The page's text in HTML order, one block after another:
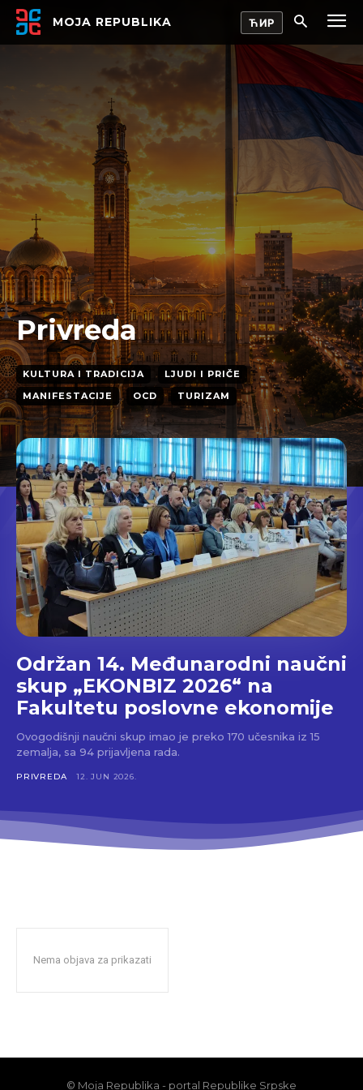
MOJA REPUBLIKA
Privreda
KULTURA I TRADICIJA
LJUDI I PRIČE
MANIFESTACIJE
OCD TURIZAM
Održan 14. Međunarodni naučni
skup „EKONBIZ 2026“ na
Fakultetu poslovne ekonomije
Ovogodišnji naučni skup imao je preko 170 učesnika iz 15
zemalja, sa 94 prijavljena rada.
PRIVREDA 12. JUN 2026.
Nema objava za prikazati
© Moja Republika - portal Republike Srpske